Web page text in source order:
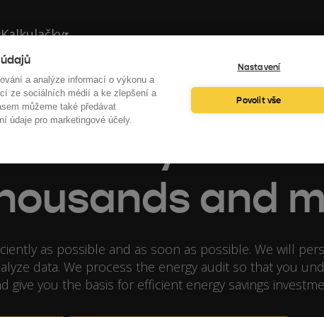
a analýze informací o výkonu a
ze sociálních médií a ke zlepšení a
můžeme také předávat
údaje pro marketingové účely.
Nastavení
Povolit vše
Kalkulačky▾
where you're
and
as possible and as soon as possible. We will
data. We process the energy audit so that you
give you the basis for efficient energy savings